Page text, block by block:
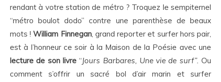
rendant à votre station de métro ? Troquez le sempiternel
“métro boulot dodo” contre une parenthèse de beaux
mots !William Finnegan, grand reporter et surfer hors pair,
est à l’honneur ce soir à la Maison de la Poésie avec une
lecture de son livre“Jours Barbares, Une vie de surf”.Ou
comment s’offrir un sacré bol d’air marin et surfer